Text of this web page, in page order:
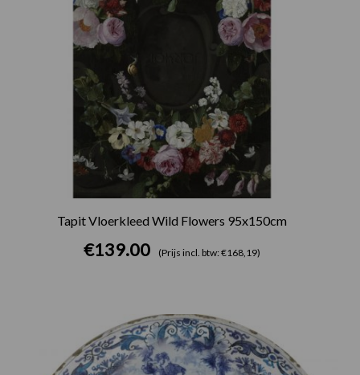
Tapit Vloerkleed Wild Flowers 95x150cm
€139.00 (Prijs incl. btw: €168,19)